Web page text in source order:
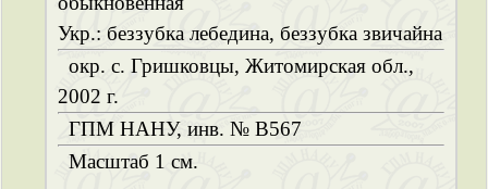
Укр.: беззубка лебедина, беззубка звичайна
окр. с. Гришковцы, Житомирская обл.,
2002 г.
ГПМ НАНУ, инв. № B567
Масштаб 1 см.